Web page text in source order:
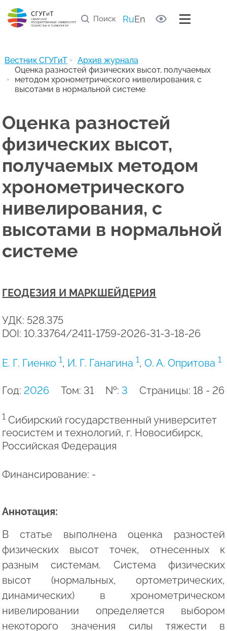
RuEn
Правила рецензирования статей
Список научных рецензентов
Полезные ссылки
Вестник СГУГиТ
Архив журнала
Оценка разностей физических высот, получаемых
методом хронометрического нивелирования, с
высотами в нормальной системе
Оценка разностей
физических высот,
получаемых методом
хронометрического
нивелирования, с
высотами в нормальной
системе
ГЕОДЕЗИЯ И МАРКШЕЙДЕРИЯ
УДК: 528.375
DOI: 10.33764/2411-1759-2026-31-3-18-26
Е. Г. Гиенко 1, И. Г. Ганагина 1,О. А. Опритова 1
Год: 2026 Том: 31 №: 3 Страницы: 18 - 26
1 Сибирский государственный университет
геосистем и технологий, г. Новосибирск,
Российская Федерация
Финансирование: -
Аннотация:
В статье выполнена оценка разностей
физических высот точек, отнесенных к
разным системам. Система физических
высот (нормальных, ортометрических,
динамических) в хронометрическом
нивелировании определяется выбором
некоторого значения силы тяжести в